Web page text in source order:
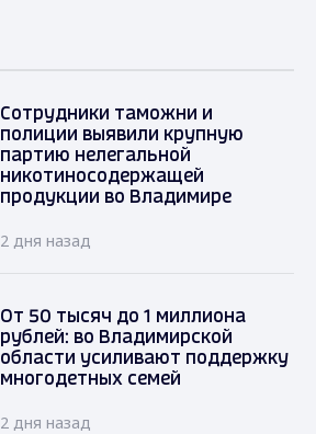
Сотрудники таможни и
полиции выявили крупную
партию нелегальной
никотиносодержащей
продукции во Владимире
2 дня назад
От 50 тысяч до 1 миллиона
рублей: во Владимирской
области усиливают поддержку
многодетных семей
2 дня назад